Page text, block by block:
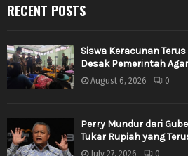
RECENT POSTS
Siswa Keracunan
Desak Pemerintah
August 6, 2026 0
Perry Mundur dari
Tukar Rupiah yang
July 27, 2026 0